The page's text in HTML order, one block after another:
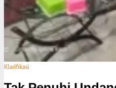
Klarifikasi